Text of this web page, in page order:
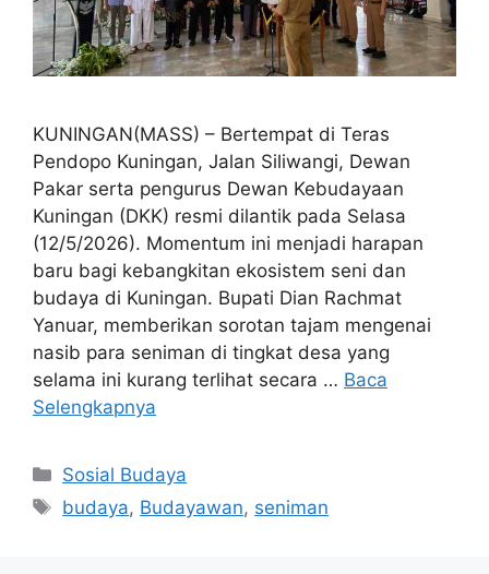
KUNINGAN(MASS) – Bertempat di Teras
Pendopo Kuningan, Jalan Siliwangi, Dewan
Pakar serta pengurus Dewan Kebudayaan
Kuningan (DKK) resmi dilantik pada Selasa
(12/5/2026). Momentum ini menjadi harapan
baru bagi kebangkitan ekosistem seni dan
budaya di Kuningan. Bupati Dian Rachmat
Yanuar, memberikan sorotan tajam mengenai
nasib para seniman di tingkat desa yang
selama ini kurang terlihat secara … Baca
Selengkapnya
Kategori
Sosial Budaya
Tag
budaya, Budayawan, seniman